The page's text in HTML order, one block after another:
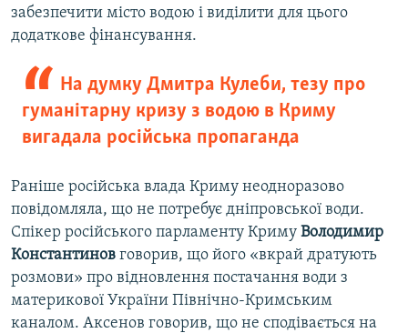
забезпечити місто водою і виділити для цього
додаткове фінансування.
На думку Дмитра Кулеби, тезу про
гуманітарну кризу з водою в Криму
вигадала російська пропаганда
Раніше російська влада Криму неодноразово
повідомляла, що не потребує дніпровської води.
Спікер російського парламенту Криму Володимир
Константинов говорив, що його «вкрай дратують
розмови» про відновлення постачання води з
материкової України Північно-Кримським
каналом. Аксенов говорив, що не сподівається на